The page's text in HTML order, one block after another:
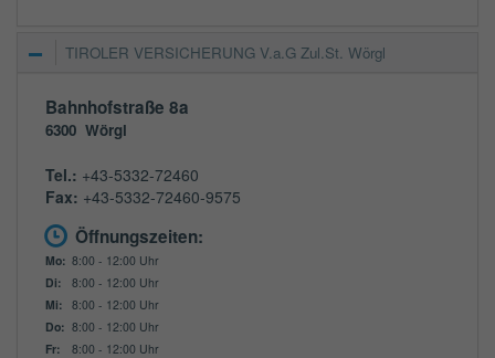
TIROLER VERSICHERUNG V.a.G Zul.St. Wörgl
Bahnhofstraße 8a
6300 Wörgl
Tel.: +43-5332-72460
Fax: +43-5332-72460-9575
Öffnungszeiten:
Mo: 8:00 - 12:00 Uhr
Di:
8:00 - 12:00 Uhr
Mi: 8:00 - 12:00 Uhr
Do: 8:00 - 12:00 Uhr
Fr:
8:00 - 12:00 Uhr